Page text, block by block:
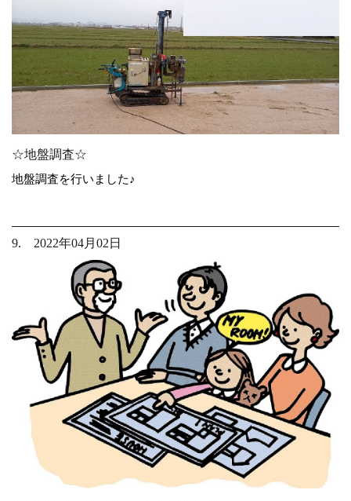
☆地盤調査☆
地盤調査を行いました♪
9. 2022年04月02日